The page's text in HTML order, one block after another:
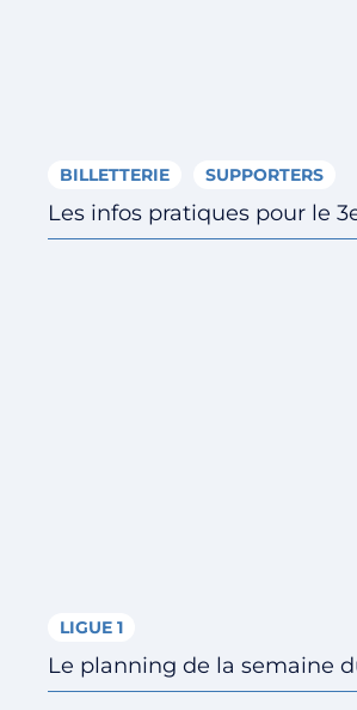
BILLETTERIE SUPPORTERS
Les infos pratiques pour le
LIGUE 1
Le planning de la semaine